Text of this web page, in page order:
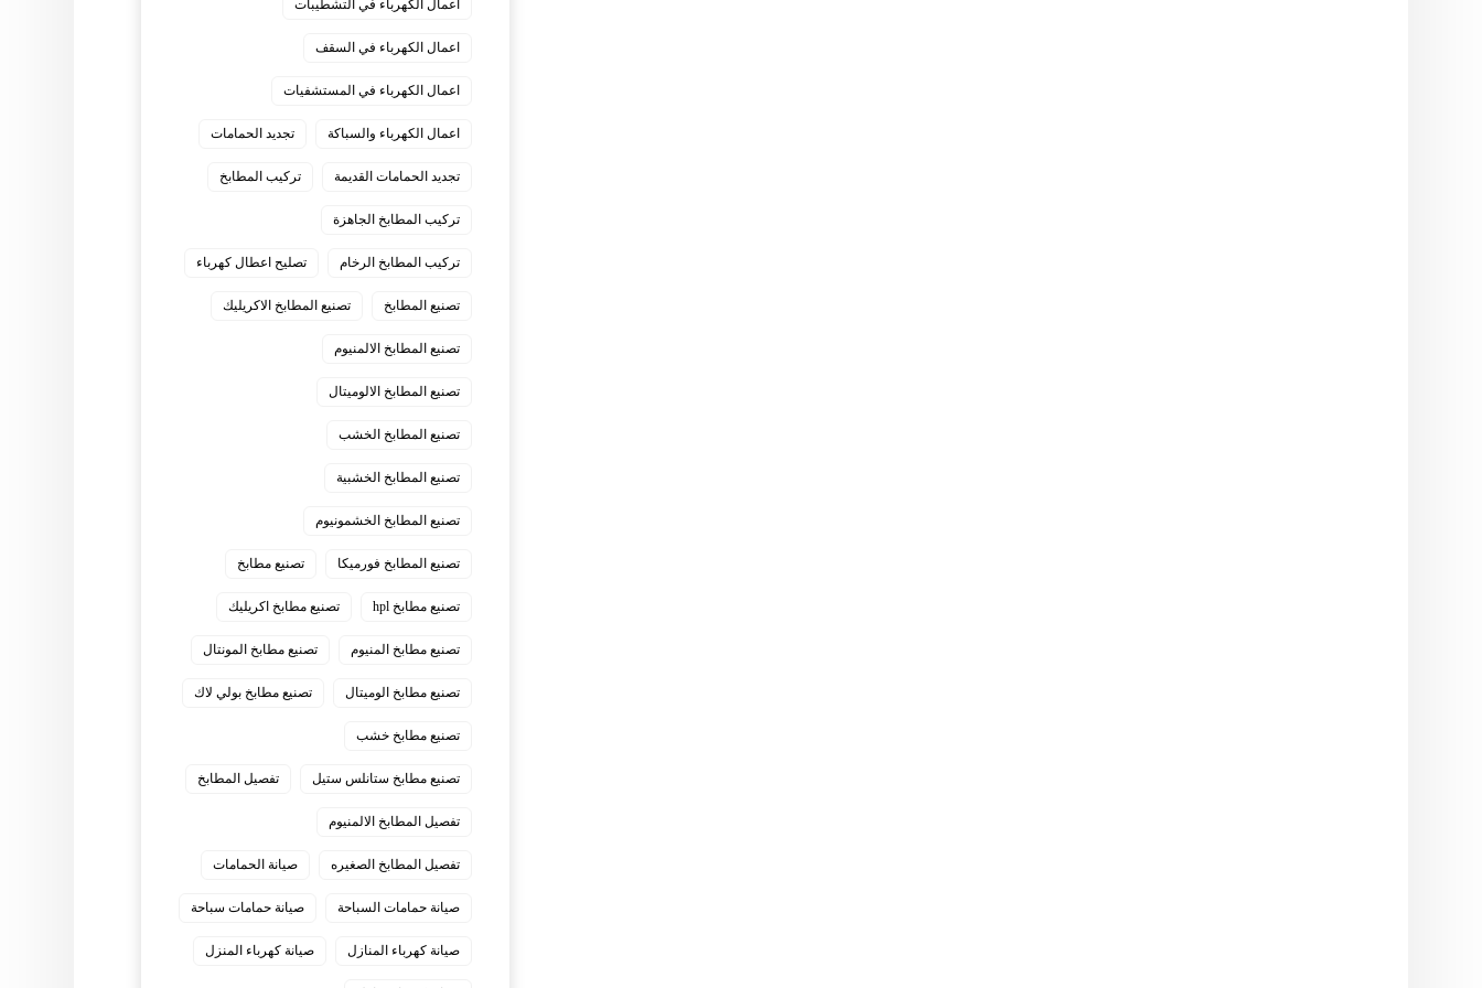
اعمال الكهرباء في التشطيبات
اعمال الكهرباء في السقف
اعمال الكهرباء في المستشفيات
اعمال الكهرباء والسباكة تجديد الحمامات
تجديد الحمامات القديمة تركيب المطابخ
تركيب المطابخ الجاهزة
تركيب المطابخ الرخام تصليح اعطال كهرباء
تصنيع المطابخ تصنيع المطابخ الاكريليك
تصنيع المطابخ الالمنيوم
تصنيع المطابخ الالوميتال
تصنيع المطابخ الخشب
تصنيع المطابخ الخشبية
تصنيع المطابخ الخشمونيوم
تصنيع المطابخ فورميكا تصنيع مطابخ
تصنيع مطابخ hpl تصنيع مطابخ اكريليك
تصنيع مطابخ المنيوم تصنيع مطابخ المونتال
تصنيع مطابخ الوميتال تصنيع مطابخ بولي لاك
تصنيع مطابخ خشب
تصنيع مطابخ ستانلس ستيل تفصيل المطابخ
تفصيل المطابخ الالمنيوم
تفصيل المطابخ الصغيره صيانة الحمامات
صيانة حمامات السباحة صيانة حمامات سباحة
صيانة كهرباء المنازل صيانة كهرباء المنزل